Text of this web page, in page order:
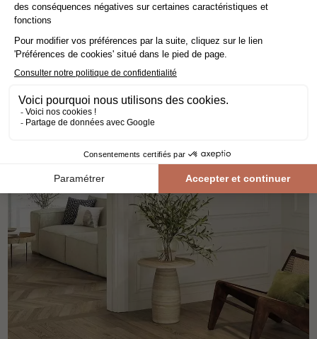
80,73€ TTC/m² 69,00€ HT/m²